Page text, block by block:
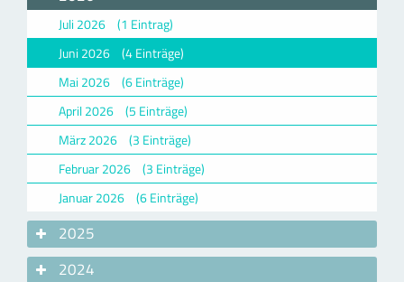
Juli 2026
(1 Eintrag)
Juni 2026
(4 Einträge)
Mai 2026
(6 Einträge)
April 2026
(5 Einträge)
März 2026
(3 Einträge)
Februar 2026
(3 Einträge)
Januar 2026
(6 Einträge)
2025
2024